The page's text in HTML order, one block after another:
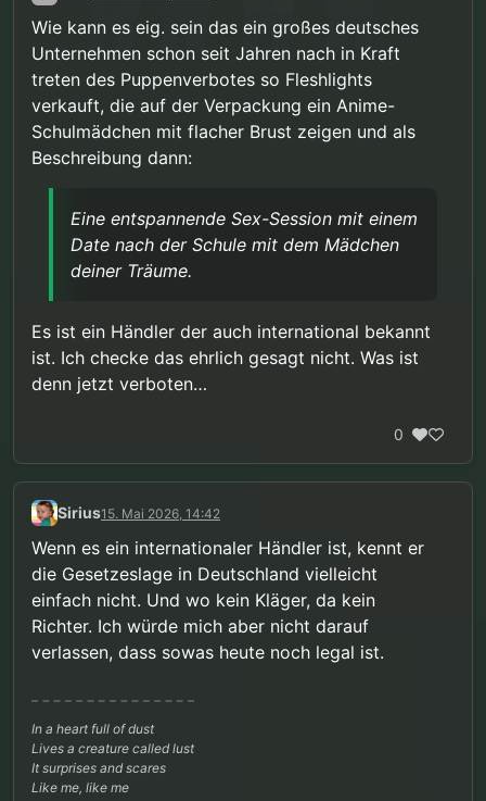
Wie kann es eig. sein das ein großes deutsches
Unternehmen schon seit Jahren nach in Kraft
treten des Puppenverbotes so Fleshlights
verkauft, die auf der Verpackung ein Anime-
Schulmädchen mit flacher Brust zeigen und als
Beschreibung dann:
Eine entspannende Sex-Session mit einem
Date nach der Schule mit dem Mädchen
deiner Träume.
Es ist ein Händler der auch international bekannt
ist. Ich checke das ehrlich gesagt nicht. Was ist
denn jetzt verboten…
0
Sirius15. Mai 2026, 14:42
Wenn es ein internationaler Händler ist, kennt er
die Gesetzeslage in Deutschland vielleicht
einfach nicht. Und wo kein Kläger, da kein
Richter. Ich würde mich aber nicht darauf
verlassen, dass sowas heute noch legal ist.
In a heart full of dust
Lives a creature called lust
It surprises and scares
Like me, like me